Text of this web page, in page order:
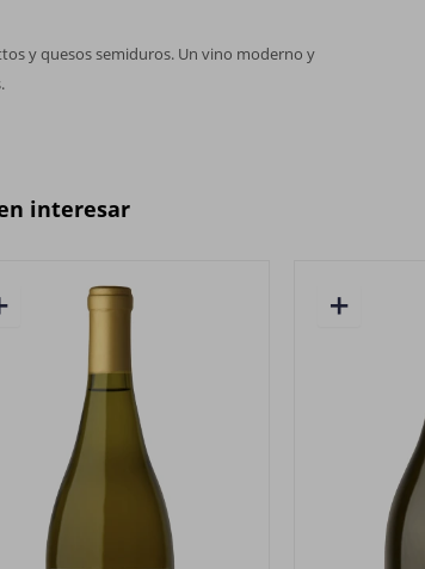
y quesos semiduros. Un vino moderno y
interesar